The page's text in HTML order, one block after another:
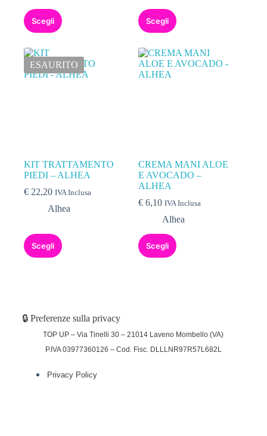
Scegli Scegli
ESAURITO
KIT TRATTAMENTO
PIEDI – ALHEA
€ 22,20 IVA Inclusa
Alhea
Scegli
CREMA MANI ALOE
E AVOCADO –
ALHEA
€ 6,10 IVA Inclusa
Alhea
Scegli
🔒 Preferenze sulla privacy
TOP UP – Via Tinelli 30 – 21014 Laveno Mombello (VA)
P.IVA 03977360126 – Cod. Fisc. DLLLNR97R57L682L
Privacy Policy(function (w,d) {var loader = function () {var